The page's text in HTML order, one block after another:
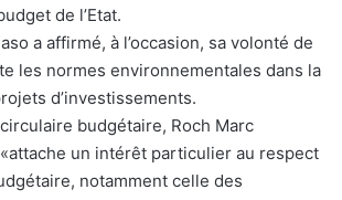
de l’Etat.
a affirmé, à l’occasion, sa volonté de
les normes environnementales dans la
d’investissements.
budgétaire, Roch Marc
un intérêt particulier au respect
notamment celle des